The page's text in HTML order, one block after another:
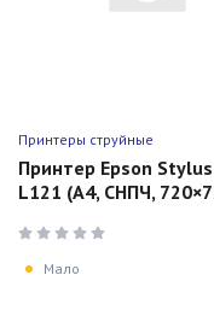
Принтеры струйные
Принтер Epson
L121 (A4, СНПЧ,
Мало